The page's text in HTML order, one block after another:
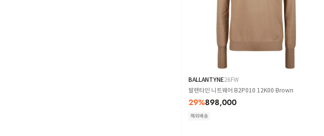
BALLANTYNE26FW
발렌타인 니트웨어 B2P010 12K00 Brown
29%898,000
해외배송